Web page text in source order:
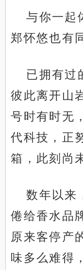
与你一起
郑怀悠也有
已拥有过
彼此离开山
号时有时无
代科技，正
箱，此刻尚
数年以来
倦给香水品
原来客停产
味多么难得